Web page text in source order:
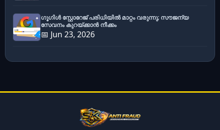
ഗൂഗിൾ സ്റ്റോറേജ് പരിധിയിൽ മാറ്റം വരുന്നു; സൗജന്യ
സേവനം കുറയ്ക്കാൻ നീക്കം
📅 Jun 23, 2026